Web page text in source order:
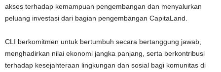
akses terhadap kemampuan pengembangan dan menyalurkan
peluang investasi dari bagian pengembangan CapitaLand.
CLI berkomitmen untuk bertumbuh secara bertanggung jawab,
menghadirkan nilai ekonomi jangka panjang, serta berkontribusi
terhadap kesejahteraan lingkungan dan sosial bagi komunitas di